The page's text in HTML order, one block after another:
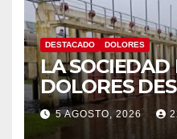
DESTACADO DOLORES
LA SOCIEDAD
DOLORES
TRABAJOS
REALIZADOS
5 AGOSTO, 2026